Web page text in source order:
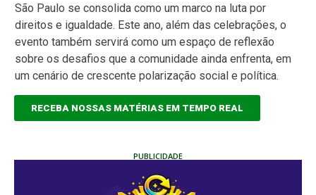
São Paulo se consolida como um marco na luta por
direitos e igualdade. Este ano, além das celebrações, o
evento também servirá como um espaço de reflexão
sobre os desafios que a comunidade ainda enfrenta, em
um cenário de crescente polarização social e política.
RECEBA NOSSAS MATÉRIAS EM TEMPO REAL
PUBLICIDADE